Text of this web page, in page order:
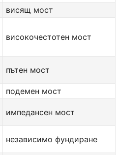
висящ мост
високочестотен мост
пътен мост
подемен мост
импедансен мост
независимо фундиране